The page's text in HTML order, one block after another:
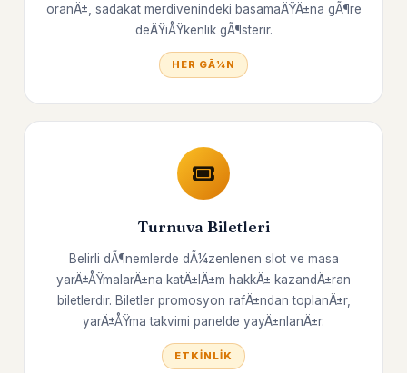
oranÄ±, sadakat merdivenindeki basamaÄŸÄ±na gÃ¶re
deÄŸiÅŸkenlik gÃ¶sterir.
HER GÃ¼N
Turnuva Biletleri
Belirli dÃ¶nemlerde dÃ¼zenlenen slot ve masa
yarÄ±ÅŸmalarÄ±na katÄ±lÄ±m hakkÄ± kazandÄ±ran
biletlerdir. Biletler promosyon rafÄ±ndan toplanÄ±r,
yarÄ±ÅŸma takvimi panelde yayÄ±nlanÄ±r.
ETKINLIK